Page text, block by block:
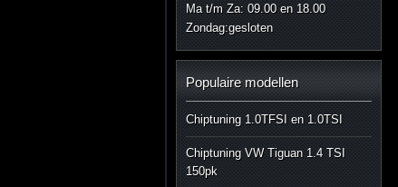
Ma t/m Za: 09.00 en 18.00
Zondag:gesloten
Populaire modellen
Chiptuning 1.0TFSI en 1.0TSI
Chiptuning VW Tiguan 1.4 TSI
150pk